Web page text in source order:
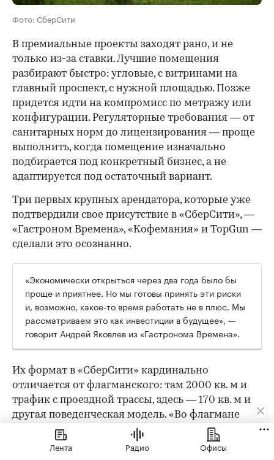
Фото: СберСити
В премиальные проекты заходят рано, и не
только из-за ставки. Лучшие помещения
разбирают быстро: угловые, с витринами на
главный проспект, с нужной площадью. Позже
придется идти на компромисс по метражу или
конфигурации. Регуляторные требования — от
санитарных норм до лицензирования — проще
выполнить, когда помещение изначально
подбирается под конкретный бизнес, а не
адаптируется под остаточный вариант.
Три первых крупных арендатора, которые уже
подтвердили свое присутствие в «СберСити», —
«Гастроном Времена», «Кофемания» и TopGun —
сделали это осознанно.
«Экономически открыться через два года было бы
проще и приятнее. Но мы готовы принять эти риски
и, возможно, какое-то время работать не в плюс. Мы
рассматриваем это как инвестиции в будущее», —
говорит Андрей Яковлев из «Гастронома Времена».
Их формат в «СберСити» кардинально
отличается от флагманского: там 2000 кв. м и
трафик с проездной трассы, здесь — 170 кв. м и
другая поведенческая модель. «Во флагмане
люди специально едут за большой корзиной.
Тут — докупить хлеб или молоко по пути с
Лента Радио Офисы